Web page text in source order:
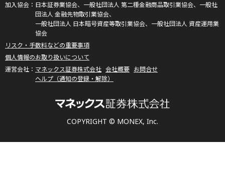
COPYRIGHT © MONEX, Inc.
日本証券業協会、一般社団法人 第二種金融商品取引業協会、一般社
団法人 金融先物取引業協会、
一般社団法人 日本暗号資産等取引業協会、一般社団法人 資産運用業
協会
リスク・手数料などの重要事項
個人情報のお取り扱いについて
マネックス証券株式会社 会社概要 お問合せ
ヘルプ（通知の登録・解除）